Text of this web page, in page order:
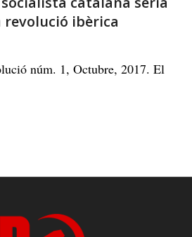
revolució ibèrica
núm. 1, Octubre, 2017. El